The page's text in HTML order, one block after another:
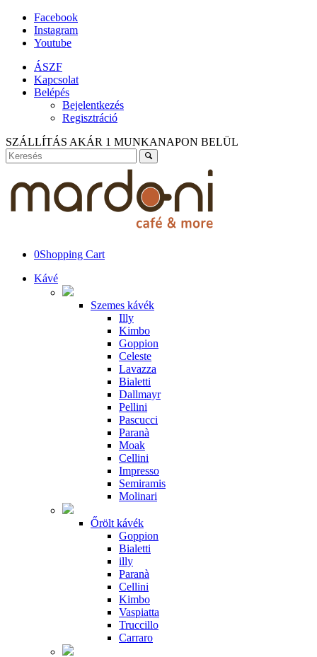
Facebook
Instagram
Youtube
ÁSZF
Kapcsolat
Belépés
Bejelentkezés
Regisztráció
SZÁLLÍTÁS AKÁR 1 MUNKANAPON BELÜL
0Shopping Cart
Kávé
Szemes kávék
Illy
Kimbo
Goppion
Celeste
Lavazza
Bialetti
Dallmayr
Pellini
Pascucci
Paranà
Moak
Cellini
Impresso
Semiramis
Molinari
Őrölt kávék
Goppion
Bialetti
illy
Paranà
Cellini
Kimbo
Vaspiatta
Truccillo
Carraro